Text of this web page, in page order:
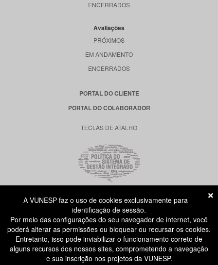
ENCERRADOS
Avaliações
PRÓXIMOS
EM ANDAMENTO
ENCERRADOS
PORTAL DO CLIENTE
PORTAL DO COLABORADOR
TECLAS DE ATALHO
RUA DONA GERMAINE BURCHARD, 515
ÁGUA BRANCA - SÃO PAULO SP
CEP: 05002-062
ATENDIMENTO AO CANDIDATO
A VUNESP faz o uso de cookies exclusivamente para
identificação de sessão.
Por meio das configurações do seu navegador de internet, você
poderá alterar as permissões ou bloquear ou recursar os cookies.
Entretanto, isso pode inviabilizar o funcionamento correto de
alguns recursos dos nossos sites, comprometendo a navegação
e sua inscrição nos projetos da VUNESP.